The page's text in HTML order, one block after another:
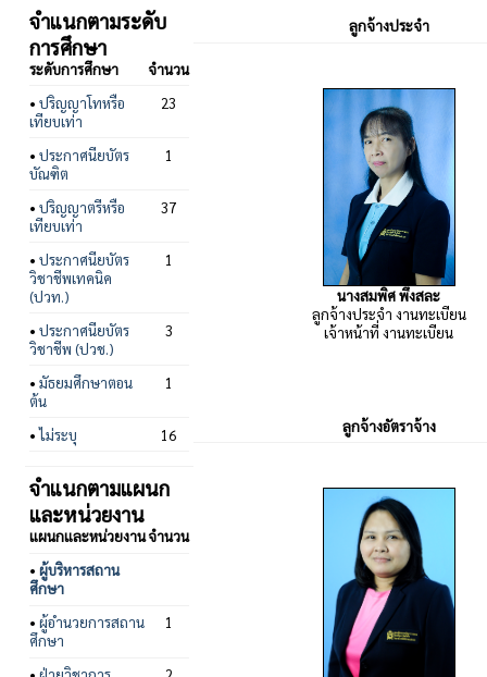
จำแนกตามระดับ
การศึกษา
ระดับการศึกษา
จำนวน
• ปริญญาโทหรือ
เทียบเท่า
23
• ประกาศนียบัตร
บัณฑิต
1
• ปริญญาตรีหรือ
เทียบเท่า
37
• ประกาศนียบัตร
วิชาชีพเทคนิค
(ปวท.)
1
• ประกาศนียบัตร
วิชาชีพ (ปวช.)
3
• มัธยมศึกษาตอน
ต้น
1
•ไม่ระบุ 16
จำแนกตามแผนก
และหน่วยงาน
แผนกและหน่วยงานจำนวน
• ผู้บริหารสถาน
ศึกษา
• ผู้อำนวยการสถาน
ศึกษา
1
ลูกจ้างประจำ
นางสมพิศ พึ่งสละ
ลูกจ้างประจำ งานทะเบียน
เจ้าหน้าที่ งานทะเบียน
ลูกจ้างอัตราจ้าง